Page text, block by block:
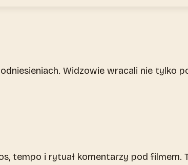
Widzowie wracali nie tylko
tempo i rytuał komentarzy pod filmem.